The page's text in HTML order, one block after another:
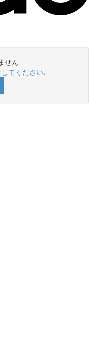
せん
てください.